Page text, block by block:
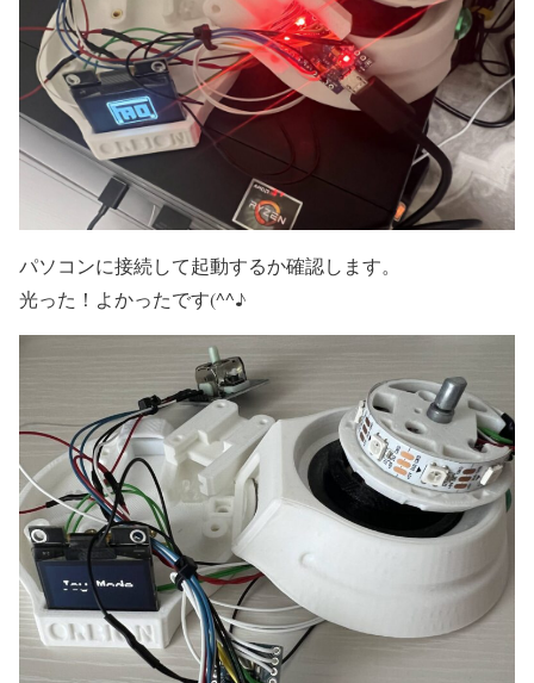
パソコンに接続して起動するか確認します。
光った！よかったです(^^♪